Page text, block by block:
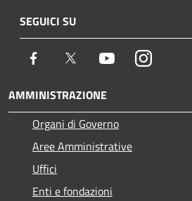
SEGUICI SU
Facebook Twitter YoutubeInstagram
AMMINISTRAZIONE
Organi di Governo
Aree Amministrative
Uffici
Enti e fondazioni